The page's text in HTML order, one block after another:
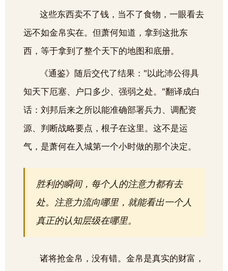
这些东西卖不了钱，当不了食物，一眼看去
远不如金帛实在。但萧何知道，拿到这批东
西，等于拿到了整个天下的地图和底册。
《通鉴》随后交代了结果："以此沛公得具
知天下厄塞、户口多少、强弱之处。"翻译成白
话：刘邦后来之所以能准确部署兵力、调配资
源、判断战略要点，根子在这里。这不是运
气，是萧何在入城第一个小时做的那个决定。
胜利的瞬间，每个人的注意力都有去
处。注意力流向哪里，就能看出一个人
真正的认知层级在哪里。
诸将抢金帛，没有错。金帛是真实的财富，